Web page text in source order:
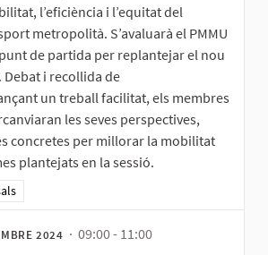
l’eficiència i l’equitat del
metropolità. S’avaluarà el PMMU
de partida per replantejar el nou
i recollida de
un treball facilitat, els membres
les seves perspectives,
concretes per millorar la mobilitat
plantejats en la sessió.
per la categoria: Temes transversals
2024 · 09:00 - 11:00